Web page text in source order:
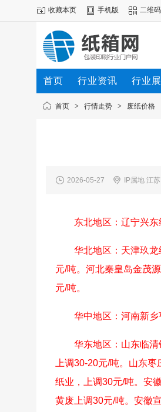
收藏本页 手机版 二维码
首页 行业资讯 行业
首页 > 行情走势 > 废纸价格
2026-05-27 IP属地 江苏
东北地区：辽宁兴
华北地区：天津玖
元/吨。河北秦皇岛金茂
元/吨。
华中地区：河南新乡
华东地区：山东临
上调30-20元/吨。山东
纸业，上调30元/吨。安
黄废上调30元/吨。安徽